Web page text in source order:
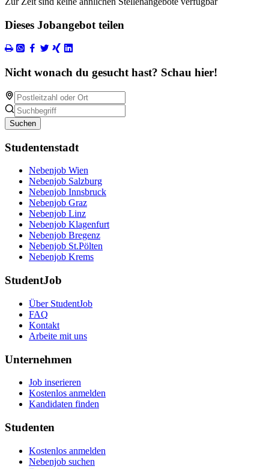
Dieses Jobangebot teilen
Nicht wonach du gesucht hast? Schau hier!
Suchen
Studentenstadt
Nebenjob Wien
Nebenjob Salzburg
Nebenjob Innsbruck
Nebenjob Graz
Nebenjob Linz
Nebenjob Klagenfurt
Nebenjob Bregenz
Nebenjob St.Pölten
Nebenjob Krems
StudentJob
Über StudentJob
FAQ
Kontakt
Arbeite mit uns
Unternehmen
Job inserieren
Kostenlos anmelden
Kandidaten finden
Studenten
Kostenlos anmelden
Nebenjob suchen